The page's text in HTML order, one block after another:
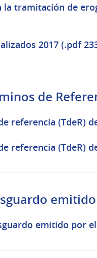
tramitación de
2017 (.pdf
de
referencia (TdeR)
referencia (TdeR)
emitido por